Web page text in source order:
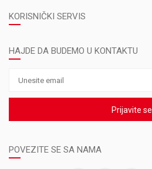
KORISNIČKI SERVIS
HAJDE DA BUDEMO U KONTAKTU
Prijavite se
POVEZITE SE SA NAMA